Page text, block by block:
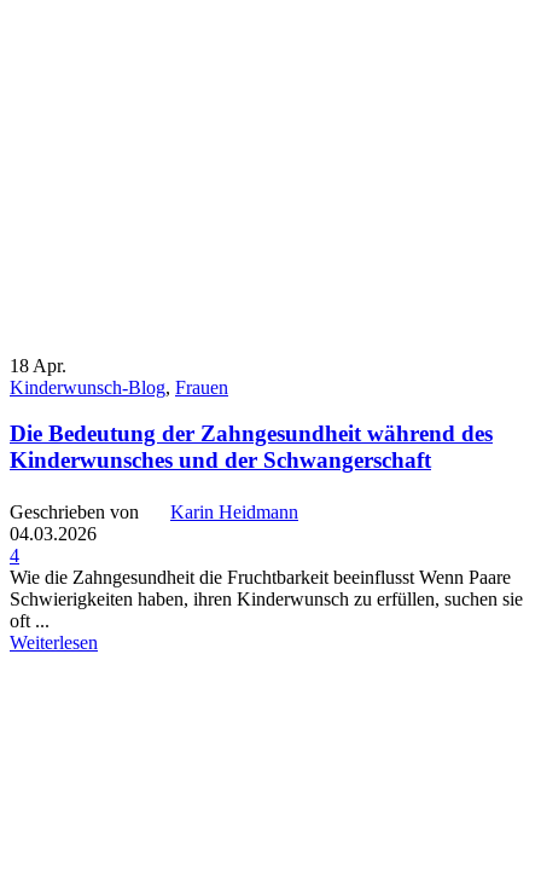
18 Apr.
Kinderwunsch-Blog, Frauen
Die Bedeutung der Zahngesundheit während des
Kinderwunsches und der Schwangerschaft
Geschrieben von
Karin Heidmann
04.03.2026
4
Wie die Zahngesundheit die Fruchtbarkeit beeinflusst Wenn Paare
Schwierigkeiten haben, ihren Kinderwunsch zu erfüllen, suchen sie
oft ...
Weiterlesen